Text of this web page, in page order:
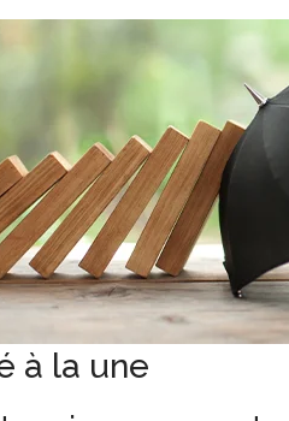
à la une